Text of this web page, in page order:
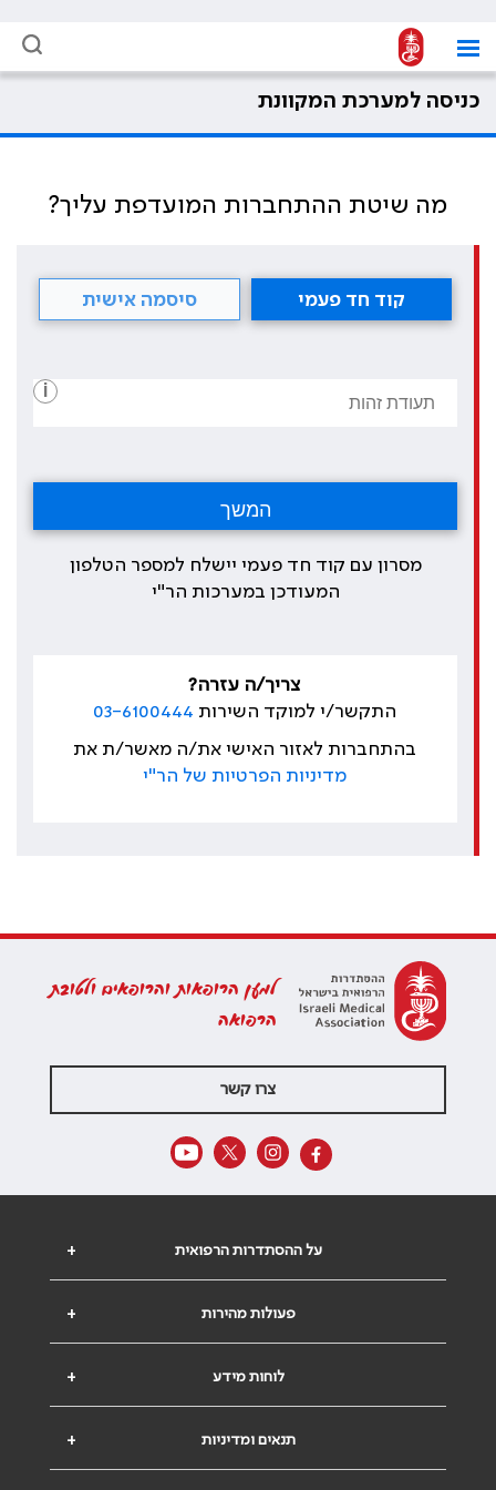
כניסה למערכת המקוונת
מה שיטת ההתחברות המועדפת עליך?
קוד חד פעמי סיסמה אישית
i
מסרון עם קוד חד פעמי יישלח למספר הטלפון
המעודכן במערכות הר"י
צריך/ה עזרה?
התקשר/י למוקד השירות 03-6100444
בהתחברות לאזור האישי את/ה מאשר/ת את
מדיניות הפרטיות של הר"י
למען הרופאות והרופאים ולטובת
הרפואה
צרו קשר
+ על ההסתדרות הרפואית
+ פעולות מהירות
+ לוחות מידע
+ תנאים ומדיניות